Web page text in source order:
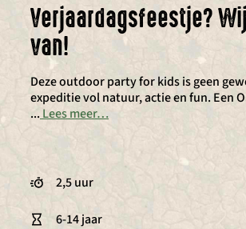
Verjaardagsfeestje?
van!
Deze outdoor party for kids is geen
expeditie vol natuur, actie en fun. Een
... Lees meer…
2,5 uur
6-14 jaar